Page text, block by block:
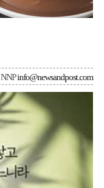
NNPinfo@newsandpost.com